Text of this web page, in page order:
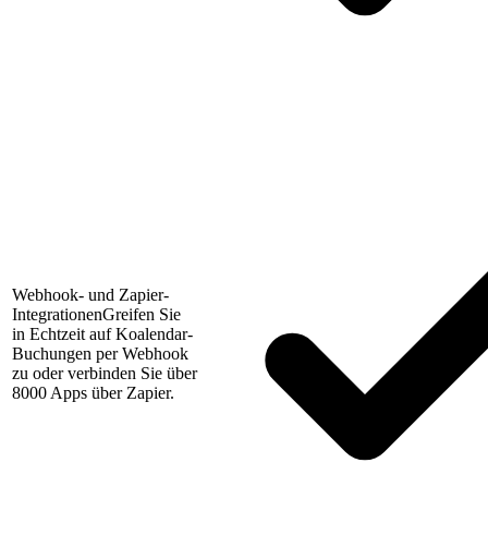
Webhook- und Zapier-
IntegrationenGreifen Sie
in Echtzeit auf Koalendar-
Buchungen per Webhook
zu oder verbinden Sie über
8000 Apps über Zapier.